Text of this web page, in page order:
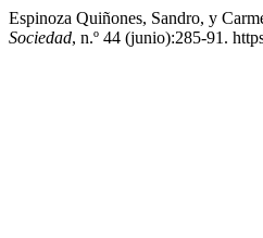
Espinoza Quiñones, Sandro, y
Sociedad, n.º 44 (junio):285-91.